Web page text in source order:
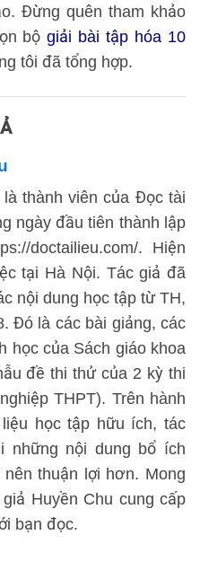
Đừng quên tham khảo
bộgiải bài tập hóa 10
tôi đã tổng hợp.
là thành viên của Đọc tài
ngày đầu tiên thành lập
doctailieu.com/. Hiện
tại Hà Nội. Tác giả đã
nội dung học tập từ TH,
Đó là các bài giảng, các
học của Sách giáo khoa
đề thi thử của 2 kỳ thi
THPT). Trên hành
học tập hữu ích, tác
những nội dung bổ ích
thuận lợi hơn. Mong
Huyền Chu cung cấp
bạn đọc.